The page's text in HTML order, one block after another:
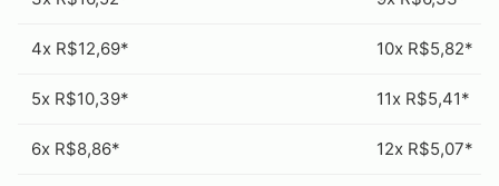
4x R$12,69* 10x R$5,82*
5x R$10,39* 11x R$5,41*
6x R$8,86* 12x R$5,07*